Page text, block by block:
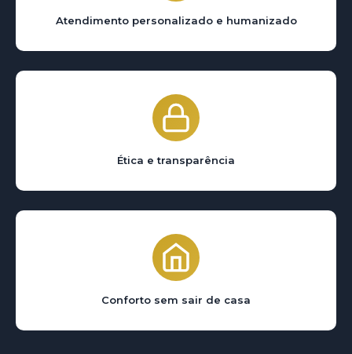
Atendimento personalizado e humanizado
Ética e transparência
Conforto sem sair de casa